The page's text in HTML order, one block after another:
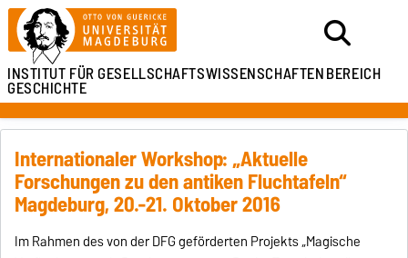
INSTITUT FÜRGESELLSCHAFTSWISSENSCHAFTENBEREICH
GESCHICHTE
Internationaler Workshop: „Aktuelle
Forschungen zu den antiken Fluchtafeln“
Magdeburg, 20.-21. Oktober 2016
Im Rahmen des von der DFG geförderten Projekts „Magische